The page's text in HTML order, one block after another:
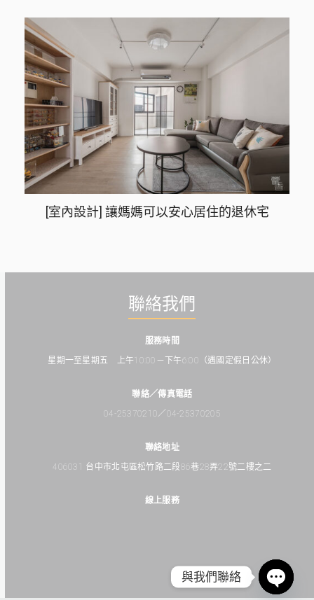
[室內設計] 讓媽媽可以安心居住的退休宅
聯絡我們
服務時間
星期一至星期五 上午10:00－下午6:00（遇國定假日公休）
聯絡／傳真電話
04-25370210／04-25370205
聯絡地址
406031 台中市北屯區松竹路二段86巷28弄22號二樓之二
線上服務
Facebooks
LineMessenger
與我們聯絡